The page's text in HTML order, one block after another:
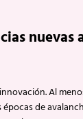
nuevas
Al
de